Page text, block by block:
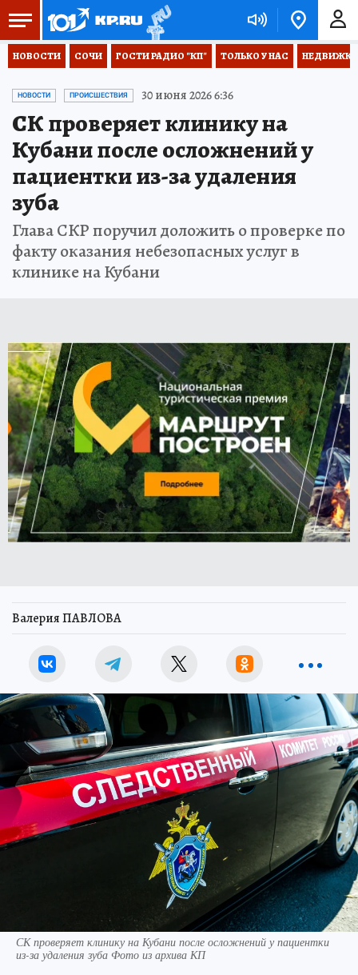
НОВОСТИ СОЧИ ГОСТИ РАДИО "КП" ТОЛЬКО У НАС НЕДВИЖКА
НОВОСТИ ПРОИСШЕСТВИЯ 30 июня 2026 6:36
СК проверяет клинику на
Кубани после осложнений у
пациентки из-за удаления
зуба
Глава СКР поручил доложить о проверке по
факту оказания небезопасных услуг в
клинике на Кубани
Валерия ПАВЛОВА
СК проверяет клинику на Кубани после осложнений у пациентки
из-за удаления зуба Фото из архива КП